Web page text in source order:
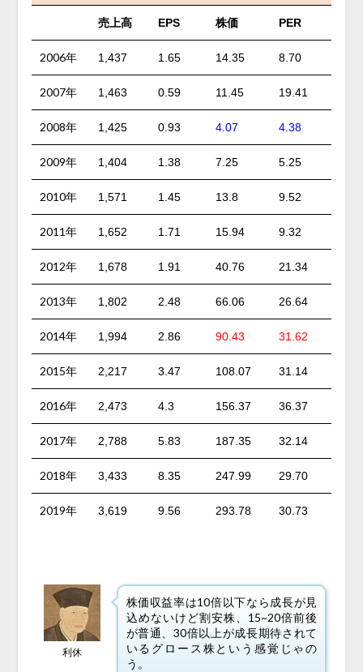
売上高 EPS 株価 PER
2006年 1,437 1.65 14.35 8.70
2007年 1,463 0.59 11.45 19.41
2008年 1,425 0.93 4.07 4.38
2009年 1,404 1.38 7.25 5.25
2010年 1,571 1.45 13.8 9.52
2011年 1,652 1.71 15.94 9.32
2012年 1,678 1.91 40.76 21.34
2013年 1,802 2.48 66.06 26.64
2014年 1,994 2.86 90.43 31.62
2015年 2,217 3.47 108.07 31.14
2016年 2,473 4.3 156.37 36.37
2017年 2,788 5.83 187.35 32.14
2018年 3,433 8.35 247.99 29.70
2019年 3,619 9.56 293.78 30.73
利休
株価収益率は10倍以下なら成長が見
込めないけど割安株、15~20倍前後
が普通、30倍以上が成長期待されて
いるグロース株という感覚じゃの
う。